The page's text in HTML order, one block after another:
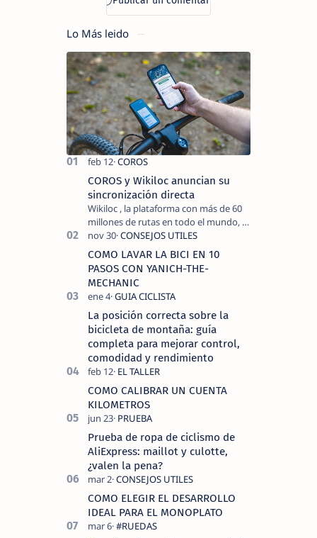
Lo Más leido
COROS y Wikiloc anuncian su
sincronización directa
Wikiloc , la plataforma con más de 60
millones de rutas en todo el mundo, y
COROS , marca de dispositivos GPS
reconocida mundialmente por su
tecnolo…
COMO LAVAR LA BICI EN 10
PASOS CON YANICH-THE-
MECHANIC
La posición correcta sobre la
bicicleta de montaña: guía
completa para mejorar control,
comodidad y rendimiento
COMO CALIBRAR UN CUENTA
KILOMETROS
Prueba de ropa de ciclismo de
AliExpress: maillot y culotte,
¿valen la pena?
COMO ELEGIR EL DESARROLLO
IDEAL PARA EL MONOPLATO